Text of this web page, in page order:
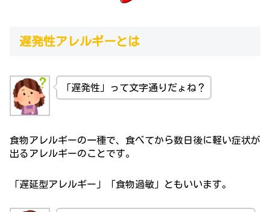
遅発性アレルギーとは
「遅発性」って文字通りだょね？
食物アレルギーの一種で、食べてから数日後に軽い症状が
出るアレルギーのことです。
「遅延型アレルギー」「食物過敏」ともいいます。